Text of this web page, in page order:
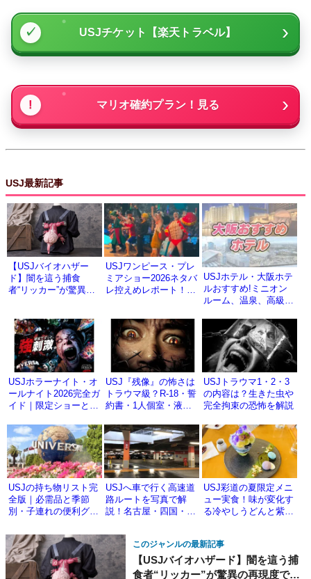
USJチケット【楽天トラベル】
マリオ確約プラン！見る
USJ最新記事
【USJバイオハザー
ド】闇を這う捕食
者“リッカー”が驚異の
場！
USJワンピース・プレ
ミアショー2026ネタバ
レ控えめレポート！見
USJホテル・大阪ホテ
ルおすすめ!ミニオン
ルーム、温泉、高級ホ
USJホラーナイト・オ
ールナイト2026完全ガ
イド｜限定ショーと一
USJ『残像』の怖さは
トラウマ級？R-18・誓
約書・1人個室・液体
USJトラウマ1・2・3
の内容は？生きた虫や
完全拘束の恐怖を解説
USJの持ち物リスト完
全版｜必需品と季節
別・子連れの便利グッ
USJへ車で行く高速道
路ルートを写真で解
説！名古屋・四国・岡
ルシティ出口まで
USJ彩道の夏限定メニ
ュー実食！味が変化す
る冷やしうどんと紫陽
このジャンルの最新記事
【USJバイオハザード】闇を這う捕
食者“リッカー”が驚異の再現度でポ